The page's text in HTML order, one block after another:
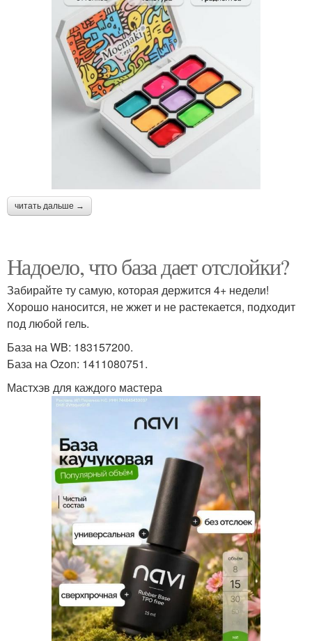
читать дальше →
Надоело, что база дает отслойки?
Забирайте ту самую, которая держится 4+ недели!
Хорошо наносится, не жжет и не растекается, подходит
под любой гель.
База на WB: 183157200.
База на Ozon: 1411080751.
Мастхэв для каждого мастера